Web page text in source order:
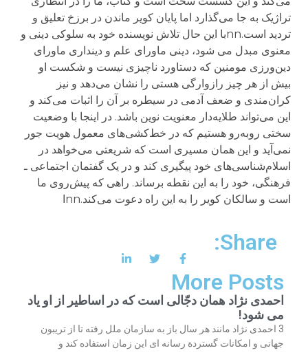
تراژیک به جا می‌گذارد اما پایان کویر ماندن در برزخ تعلیق و
تردید است.nnبا این حال تلاش نویسنده خود به سلوکی دینی و
معنوی مبدل می شود، دینی ماورای علم و دینداری ماورای
دین‌ورزی مومنین که دستاورد ناچیزی نیست و شکست او
بیش از هر چیز رازوارگی هستی را نشان می‌دهد و نیز
کران‌مندی و ضعف آدمی در سیطره بر آن را اثبات می‌کند و
این می‌تواند طلایه‌دار معنویت نوین باشد. در اینجا با وضعیت
سختی روبه‌رو هستیم که در خط‌کشی‌های معمول هویت جور
نمی‌آید و این همان مسیری است که شریعتی می‌خواهد در
اسلام‌شناسی‌های خود پیگیری کند و در یک گفتمان اجتماعی ـ
فرهنگی، خود را به این نقطه برساند. راهی که پیش‌روی ما
است و سالکان کویر را به این راه دعوت می‌کند.nnا
Share:
More Posts
احمدی نژاد همان دجّالی است که در اساطیر از او یاد
می شود!
3 احمدی نژاد مانند هر سال باز به سازمان ملل رفته تا از تریبون
جهانی و امکانات گستردة رسانه ای این زمان استفاده کند و